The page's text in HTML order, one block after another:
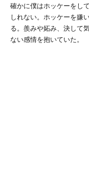
確かに僕はホッケーをし
しれない。ホッケーを嫌
る。羨みや妬み、決して
ない感情を抱いていた。